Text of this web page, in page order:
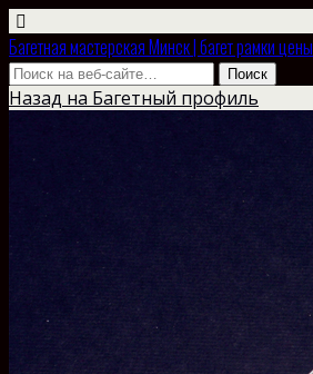
Багетная мастерская Минск | багет рамки цены
Назад на Багетный профиль